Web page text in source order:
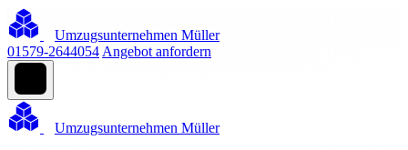
Umzugsunternehmen Müller
01579-2644054 Angebot anfordern
Umzugsunternehmen Müller